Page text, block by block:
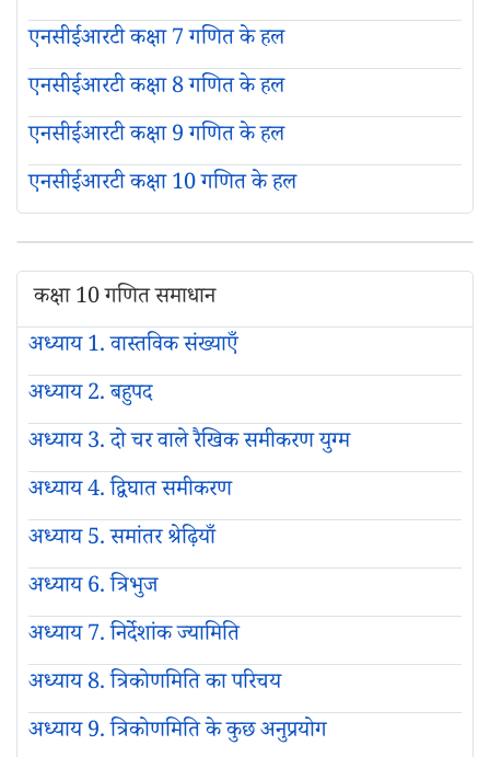
एनसीईआरटी कक्षा 7 गणित के हल
एनसीईआरटी कक्षा 8 गणित के हल
एनसीईआरटी कक्षा 9 गणित के हल
एनसीईआरटी कक्षा 10 गणित के हल
कक्षा 10 गणित समाधान
अध्याय 1. वास्तविक संख्याएँ
अध्याय 2. बहुपद
अध्याय 3. दो चर वाले रैखिक समीकरण युग्म
अध्याय 4. द्विघात समीकरण
अध्याय 5. समांतर श्रेढ़ियाँ
अध्याय 6. त्रिभुज
अध्याय 7. निर्देशांक ज्यामिति
अध्याय 8. त्रिकोणमिति का परिचय
अध्याय 9. त्रिकोणमिति के कुछ अनुप्रयोग